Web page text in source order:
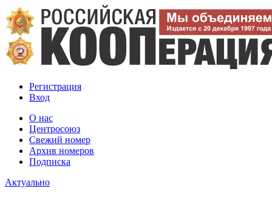
Регистрация
Вход
О нас
Центросоюз
Свежий номер
Архив номеров
Подписка
Актуально